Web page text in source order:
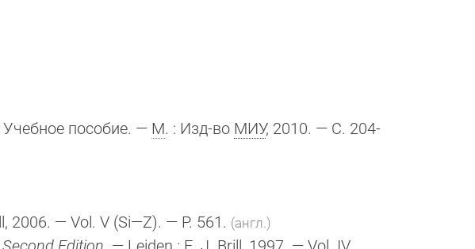
пособие. — М. : Изд-во МИУ, 2010. — С. 204-
, 2006. — Vol. V (Si—Z). — P. 561. (англ.)